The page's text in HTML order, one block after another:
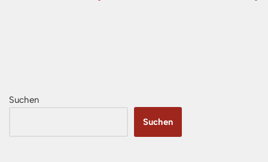
Suchen
Suchen